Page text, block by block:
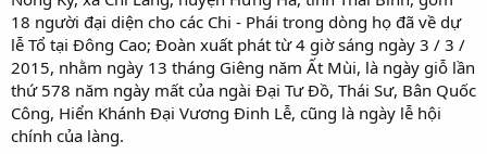
e
r
18 người đại diện cho các Chi - Phái trong dòng họ đã về dự
lễ Tổ tại Đông Cao; Đoàn xuất phát từ 4 giờ sáng ngày 3 / 3 /
2015, nhằm ngày 13 tháng Giêng năm Ất Mùi, là ngày giỗ lần
thứ 578 năm ngày mất của ngài Đại Tư Đồ, Thái Sư, Bân Quốc
Công, Hiển Khánh Đại Vương Đinh Lễ, cũng là ngày lễ hội
chính của làng.